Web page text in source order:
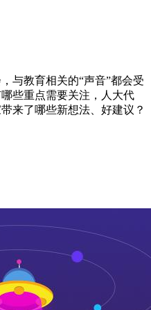
与教育相关的“声音”都会受
些重点需要关注，人大代
来了哪些新想法、好建议？